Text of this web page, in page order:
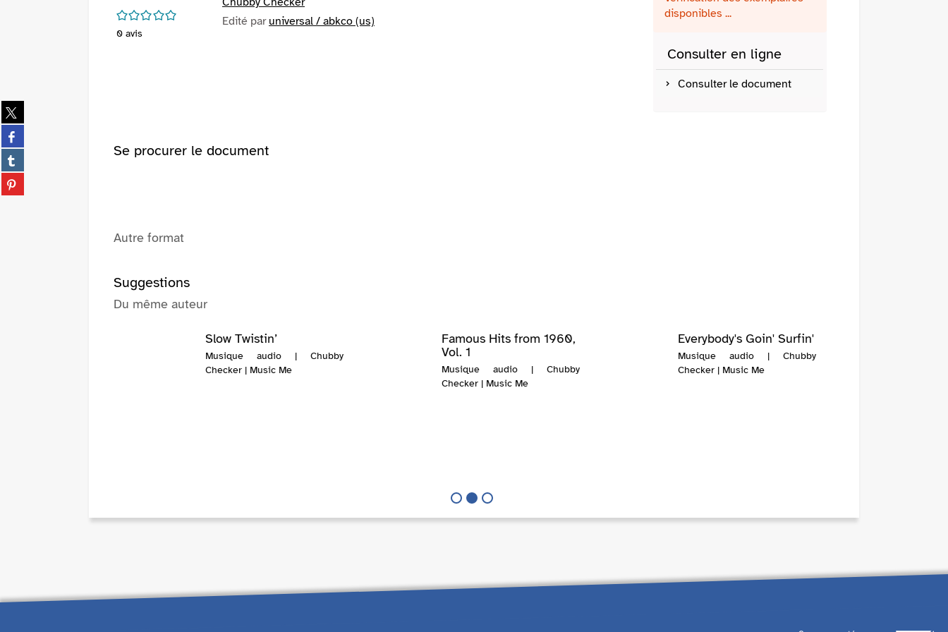
Partager
sur
twitter
(Nouvelle
fenêtre)
Partager
sur
facebook
(Nouvelle
fenêtre)
Partager
sur
tumblr
Partager
sur
/5
0 avis
Edité par universal / abkco (us)
disponibles ...
Consulter en ligne
Consulter le document
Se procurer le document
Autre format
Suggestions
Du même auteur
Famous Hits from 1960,
Vol. 1
Musique audio | Chubby
Checker | Music Me
Everybody's Goin' Surfin'
Musique audio | Chubby
Checker | Music Me
Slow Twistin’
Musique audio | Chubby
Checker | Music Me